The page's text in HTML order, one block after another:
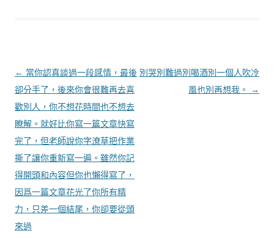
文章導覽
← 當你認真談過一段感情，最後
卻分手了，後來你會很難再去喜
歡別人，你不想花時間也不想去
瞭解。就好比你寫一篇文章快寫
完了，但老師說你字潦草把作業
撕了讓你重新寫一遍。雖然你記
得開頭和內容但你也懶得寫了，
因爲一篇文章花光了你所有精
力，只差一個結尾，你卻要從頭
來過
別哭別難過別喝酒別一個人吹冷
風也別再想我。
→